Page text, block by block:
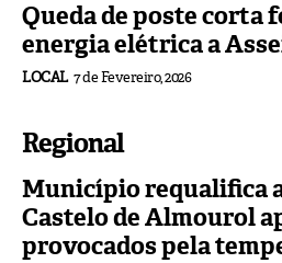
Queda de poste corta
energia elétrica a
LOCAL 7 de Fevereiro, 2026
Regional
Município requalifica
Castelo de Almourol
provocados pela